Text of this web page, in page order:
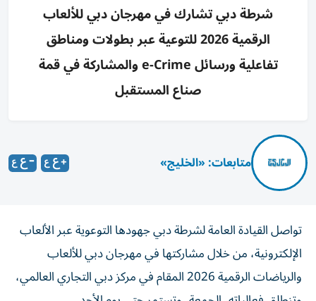
شرطة دبي تشارك في مهرجان دبي للألعاب
الرقمية 2026 للتوعية عبر بطولات ومناطق
تفاعلية ورسائل e-Crime والمشاركة في قمة
صناع المستقبل
متابعات: «الخليج»
تواصل القيادة العامة لشرطة دبي جهودها التوعوية عبر الألعاب
الإلكترونية، من خلال مشاركتها في مهرجان دبي للألعاب
والرياضات الرقمية 2026 المقام في مركز دبي التجاري العالمي،